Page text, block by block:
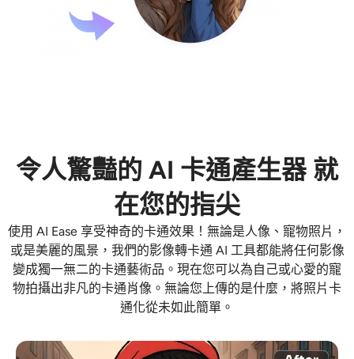
照片修復
AI 風格圖片生成器
肖像工具
髮型更換器
令人驚豔的 AI 卡通產生器 就
在您的指尖
使用 AI Ease 享受神奇的卡通效果！無論是人像、寵物照片，
或是美麗的風景，我們的影像轉卡通 AI 工具都能將任何影像
變成獨一無二的卡通藝術品。現在您可以為自己或心愛的寵
物拍攝出非凡的卡通肖像。無論您上傳的是什麼，將照片卡
通化從未如此簡單。